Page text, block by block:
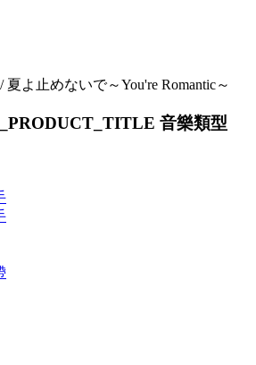
夏よ止めないで～You're Romantic～
音樂類型